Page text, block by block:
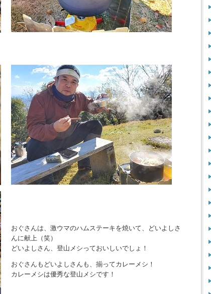
おぐさんは、激ウマのハムステーキを焼いて、どいよしさ
んに献上（笑）
どいよしさん、登山メシっておいしいでしょ！
おぐさんもどいよしさんも、揃ってカレーメシ！
カレーメシは優秀な登山メシです！